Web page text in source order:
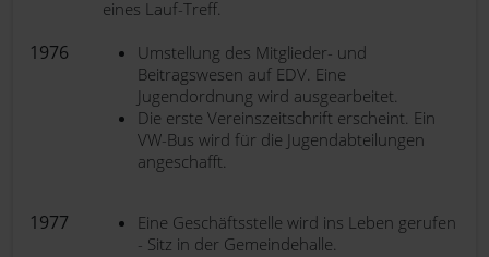
eines Lauf-Treff.
1976
Umstellung des Mitglieder- und
Beitragswesen auf EDV. Eine
Jugendordnung wird ausgearbeitet.
Die erste Vereinszeitschrift erscheint. Ein
VW-Bus wird für die Jugendabteilungen
angeschafft.
1977
Eine Geschäftsstelle wird ins Leben gerufen
- Sitz in der Gemeindehalle.